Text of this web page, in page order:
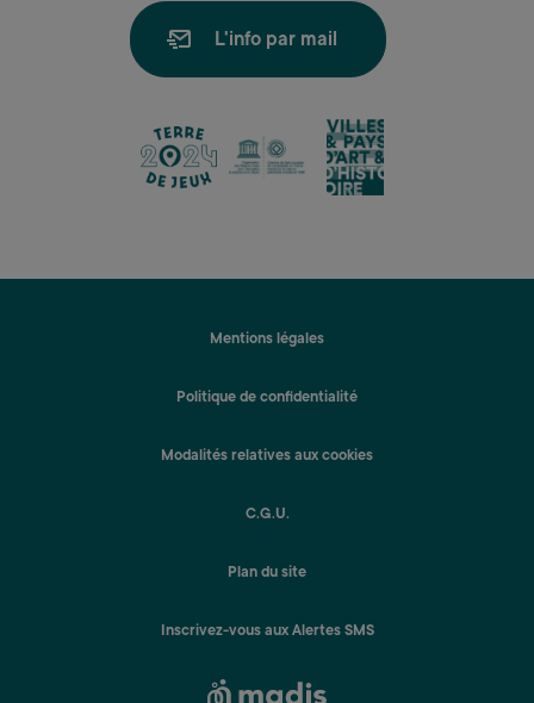
L'info par mail
lien lien lien
Mentions légales
Politique de confidentialité
Modalités relatives aux cookies
C.G.U.
Plan du site
Inscrivez-vous aux Alertes SMS